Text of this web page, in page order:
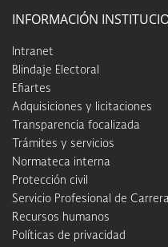
INFORMACIÓN
Intranet
Blindaje Electoral
Efiartes
Adquisiciones y licitaciones
Transparencia focalizada
Trámites y servicios
Normateca interna
Protección civil
Servicio Profesional de Carrera
Recursos humanos
Políticas de privacidad